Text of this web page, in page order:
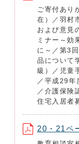
ご寄付あり
在）／羽村
および意見
ミナー～効
に～／第3
品について
級）／児童
／平成29年
／介護保険
住宅入居者
20・21ペ